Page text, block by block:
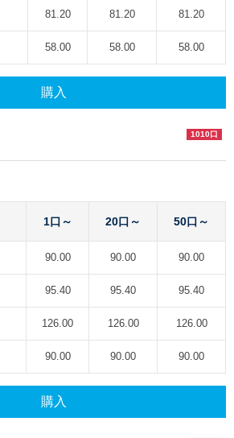
81.20 81.20 81.20
58.00 58.00 58.00
購入
1010口
1口～ 20口～ 50口～
90.00 90.00 90.00
95.40 95.40 95.40
126.00 126.00 126.00
90.00 90.00 90.00
購入